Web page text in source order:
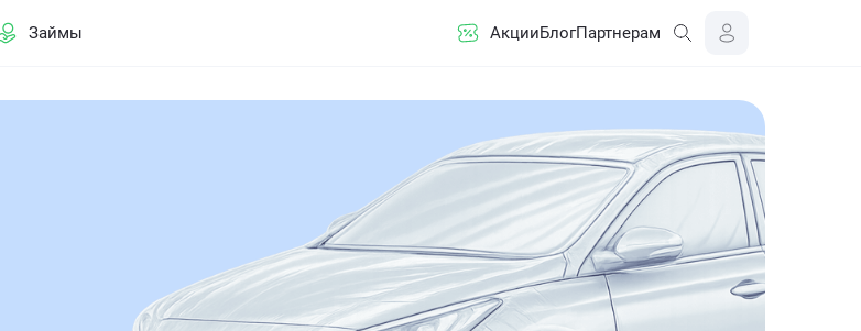
Займы АкцииБлогПартнерам